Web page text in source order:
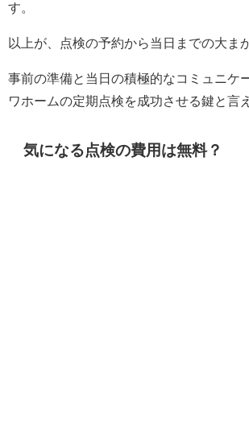
す。
以上が、点検の予約から当日までの大ま
事前の準備と当日の積極的なコミュニケ
ワホームの定期点検を成功させる鍵と言
気になる点検の費用は無料？